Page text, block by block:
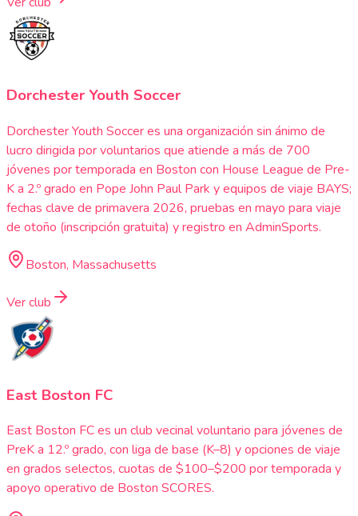
Dorchester Youth Soccer
Dorchester Youth Soccer es una organización sin ánimo de
lucro dirigida por voluntarios que atiende a más de 700
jóvenes por temporada en Boston con House League de Pre-
K a 2.º grado en Pope John Paul Park y equipos de viaje BAYS;
fechas clave de primavera 2026, pruebas en mayo para viaje
de otoño (inscripción gratuita) y registro en AdminSports.
Boston, Massachusetts
Ver club
East Boston FC
East Boston FC es un club vecinal voluntario para jóvenes de
PreK a 12.º grado, con liga de base (K–8) y opciones de viaje
en grados selectos, cuotas de $100–$200 por temporada y
apoyo operativo de Boston SCORES.